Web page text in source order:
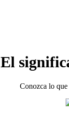
El
Conozca lo